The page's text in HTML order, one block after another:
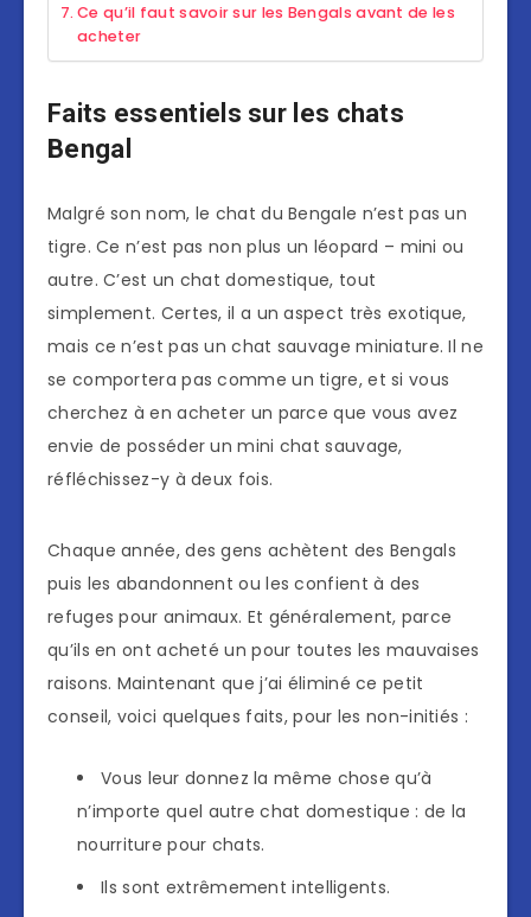
Ce qu’il faut savoir sur les Bengals avant de les
acheter
Faits essentiels sur les chats
Bengal
Malgré son nom, le chat du Bengale n’est pas un
tigre. Ce n’est pas non plus un léopard – mini ou
autre. C’est un chat domestique, tout
simplement. Certes, il a un aspect très exotique,
mais ce n’est pas un chat sauvage miniature. Il ne
se comportera pas comme un tigre, et si vous
cherchez à en acheter un parce que vous avez
envie de posséder un mini chat sauvage,
réfléchissez-y à deux fois.
Chaque année, des gens achètent des Bengals
puis les abandonnent ou les confient à des
refuges pour animaux. Et généralement, parce
qu’ils en ont acheté un pour toutes les mauvaises
raisons. Maintenant que j’ai éliminé ce petit
conseil, voici quelques faits, pour les non-initiés :
Vous leur donnez la même chose qu’à
n’importe quel autre chat domestique : de la
nourriture pour chats.
Ils sont extrêmement intelligents.